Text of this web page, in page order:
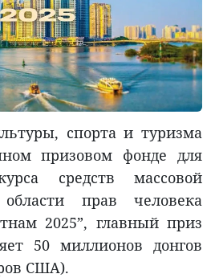
спорта и туризма
призовом фонде для
средств массовой
прав человека
2025”, главный приз
50 миллионов донгов
США).